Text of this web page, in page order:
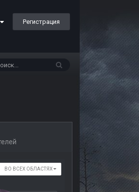
Регистрация
ВО ВСЕХ ОБЛАСТЯХ